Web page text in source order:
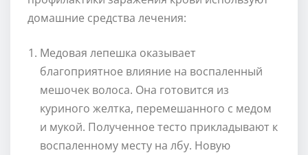
домашние средства лечения:
Медовая лепешка оказывает
благоприятное влияние на воспаленный
мешочек волоса. Она готовится из
куриного желтка, перемешанного с медом
и мукой. Полученное тесто прикладывают к
воспаленному месту на лбу. Новую